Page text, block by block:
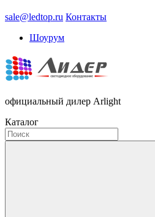
sale@ledtop.ru Контакты
Шоурум
официальный дилер Arlight
Каталог